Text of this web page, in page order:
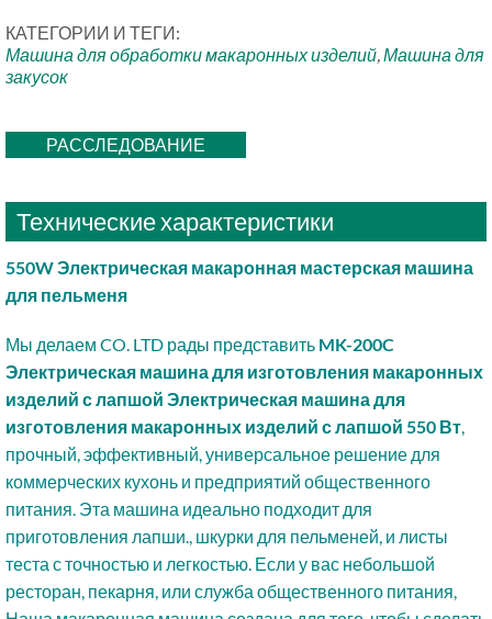
КАТЕГОРИИ И ТЕГИ:
Машина для обработки макаронных изделий,Машина для
закусок
РАССЛЕДОВАНИЕ
Технические характеристики
550W Электрическая макаронная мастерская машина
для пельменя
Мы делаем CO. LTD рады представить MK-200C
Электрическая машина для изготовления макаронных
изделий с лапшой Электрическая машина для
изготовления макаронных изделий с лапшой 550 Вт,
прочный, эффективный, универсальное решение для
коммерческих кухонь и предприятий общественного
питания. Эта машина идеально подходит для
приготовления лапши., шкурки для пельменей, и листы
теста с точностью и легкостью. Если у вас небольшой
ресторан, пекарня, или служба общественного питания,